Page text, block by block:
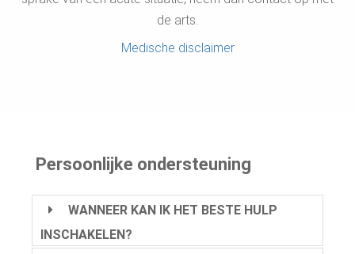
de arts.
Medische disclaimer
Persoonlijke ondersteuning
WANNEER KAN IK HET BESTE HULP
INSCHAKELEN?